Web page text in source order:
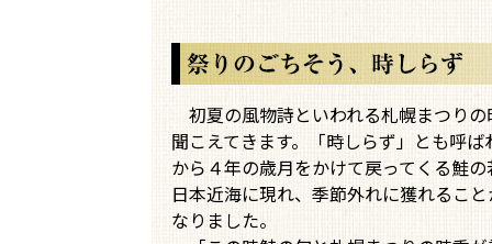
初夏の風物詩といわれる札幌まつり
聞こえてきます。「時しらず」とも呼
から４年の歳月をかけて戻ってくる鮭
日本近海に現れ、季節外れに獲れるこ
なりました。